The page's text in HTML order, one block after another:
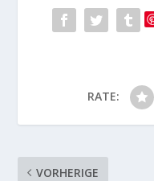
RATE:
VORHERIGE